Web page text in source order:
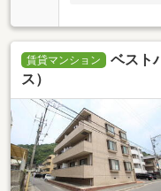
賃貸マンション
ベスト
ス）